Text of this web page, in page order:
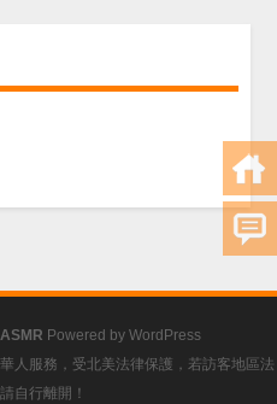
Powered by WordPress
人服務，受北美法律保護，若訪客地區法
自行離開！